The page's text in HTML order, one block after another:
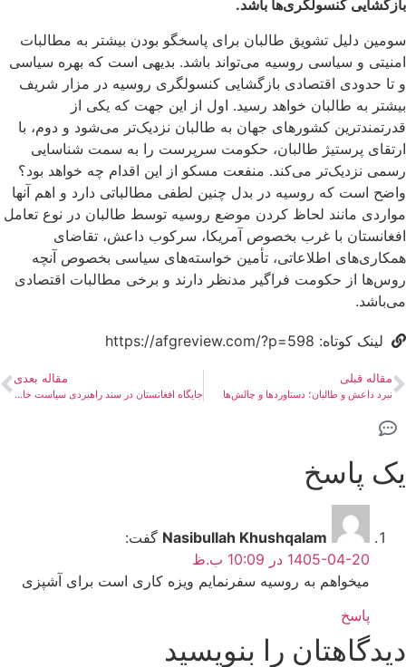
بازگشایی کنسولگری‌ها باشد.
سومین دلیل تشویق طالبان برای پاسخگو بودن بیشتر به مطالبات
امنیتی و سیاسی روسیه می‌تواند باشد. بدیهی است که بهره‌ سیاسی
و تا حدودی اقتصادی بازگشایی کنسولگری روسیه در مزار شریف
بیشتر به طالبان خواهد رسید. اول از این جهت که یکی از
قدرتمندترین کشورهای جهان به طالبان نزدیک‌تر می‌شود و دوم، با
ارتقای پرستیژ طالبان، حکومت سرپرست را به سمت شناسایی
رسمی نزدیک‌تر می‌کند. منفعت مسکو از این اقدام چه خواهد بود؟
واضح است که روسیه در بدل چنین لطفی مطالباتی دارد و اهم آنها
مواردی مانند لحاظ کردن موضع روسیه توسط طالبان در نوع تعامل
افغانستان با غرب بخصوص آمریکا، سرکوب داعش، تقاضای
همکاری‌های اطلاعاتی، تأمین خواسته‌های سیاسی بخصوص آنچه
روس‌ها از حکومت فراگیر مدنظر دارند و برخی مطالبات اقتصادی
می‌باشد.
لینک کوتاه: https://afgreview.com/?p=598
مقاله قبلی
نبرد داعش و طالبان؛ دستاوردها و چالش‌ها
مقاله بعدی
جایگاه افغانستان در سند راهبردی سیاست خارجی روسیه
یک پاسخ
Nasibullah Khushqalam گفت:
1405-04-20 در 10:09 ب.ظ
میخواهم به روسیه سفرنمایم ویزه کاری است برای آشپزی
پاسخ
دیدگاهتان را بنویسید